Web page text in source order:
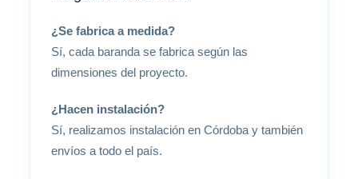
¿Se fabrica a medida?
Sí, cada baranda se fabrica según las
dimensiones del proyecto.
¿Hacen instalación?
Sí, realizamos instalación en Córdoba y también
envíos a todo el país.